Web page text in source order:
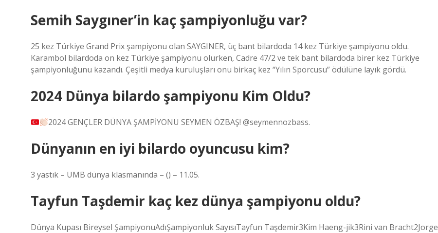
Semih Saygıner’in kaç şampiyonluğu var?
25 kez Türkiye Grand Prix şampiyonu olan SAYGINER, üç bant bilardoda 14 kez Türkiye şampiyonu oldu.
Karambol bilardoda on kez Türkiye şampiyonu olurken, Cadre 47/2 ve tek bant bilardoda birer kez Türkiye
şampiyonluğunu kazandı. Çeşitli medya kuruluşları onu birkaç kez “Yılın Sporcusu” ödülüne layık gördü.
2024 Dünya bilardo şampiyonu Kim Oldu?
2024 GENÇLER DÜNYA ŞAMPİYONU SEYMEN ÖZBAŞ! @seymennozbass.
Dünyanın en iyi bilardo oyuncusu kim?
3 yastık – UMB dünya klasmanında – () – 11.05.
Tayfun Taşdemir kaç kez dünya şampiyonu oldu?
Dünya Kupası Bireysel ŞampiyonuAdıŞampiyonluk SayısıTayfun Taşdemir3Kim Haeng-jik3Rini van Bracht2Jorge